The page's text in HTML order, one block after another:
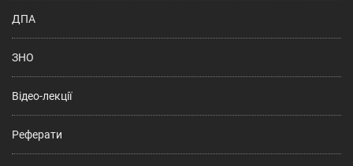
ДПА
ЗНО
Відео-лекції
Реферати